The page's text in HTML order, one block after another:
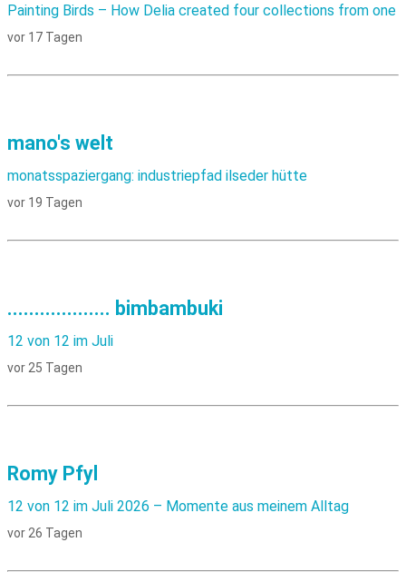
Painting Birds – How Delia created four collections from one
vor 17 Tagen
mano's welt
monatsspaziergang: industriepfad ilseder hütte
vor 19 Tagen
................... bimbambuki
12 von 12 im Juli
vor 25 Tagen
Romy Pfyl
12 von 12 im Juli 2026 – Momente aus meinem Alltag
vor 26 Tagen